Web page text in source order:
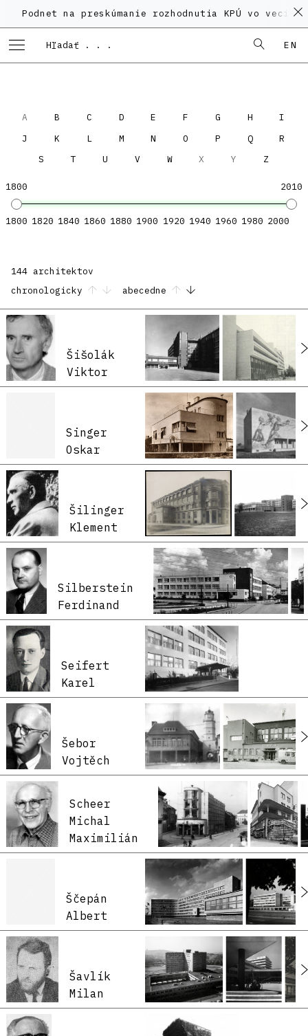
Podnet na preskúmanie rozhodnutia KPÚ vo veci
EN
A B C D E F G H
I
J
K L M N O P Q
R
S
T U V W X Y Z
1800 2010
1800 1820 1840 1860 1880 1900 1920 1940 1960 1980 2000
144 architektov
chronologicky
abecedne
Šišolák
Viktor
Singer
Oskar
Šilinger
Klement
Silberstein
Ferdinand
Seifert
Karel
Šebor
Vojtěch
Scheer
Michal
Maximilián
Ščepán
Albert
Šavlík
Milan